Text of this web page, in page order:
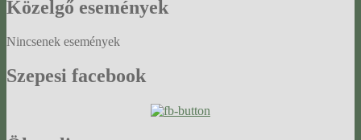
Közelgő események
Nincsenek események
Szepesi facebook